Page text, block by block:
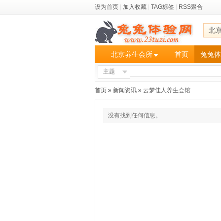
设为首页 加入收藏 TAG标签 RSS聚合
北
北京养生会所 首页 兔兔
主题
首页 » 新闻资讯 » 云梦佳人养生会馆
没有找到任何信息。